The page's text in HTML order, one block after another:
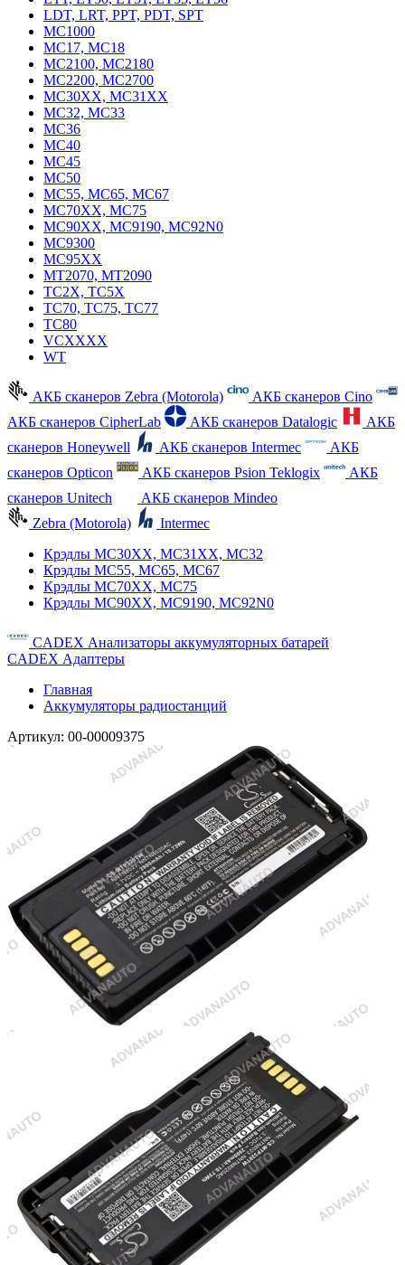
LDT, LRT, PPT, PDT, SPT
MC1000
MC17, MC18
MC2100, MC2180
MC2200, MC2700
MC30XX, MC31XX
MC32, MC33
MC36
MC40
MC45
MC50
MC55, MC65, MC67
MC70XX, MC75
MC90XX, MC9190, MC92N0
MC9300
MC95XX
MT2070, MT2090
TC2X, TC5X
TC70, TC75, TC77
TC80
VCXXXX
WT
АКБ сканеров Zebra (Motorola)
АКБ сканеров Cino
АКБ сканеров CipherLab
АКБ сканеров Datalogic
АКБ
сканеров Honeywell
АКБ сканеров Intermec
АКБ
сканеров Opticon
АКБ сканеров Psion Teklogix
АКБ
сканеров Unitech
АКБ сканеров Mindeo
Zebra (Motorola)
Intermec
Крэдлы MC30XX, MC31XX, MC32
Крэдлы MC55, MC65, MC67
Крэдлы MC70XX, MC75
Крэдлы MC90XX, MC9190, MC92N0
CADEX Анализаторы аккумуляторных батарей
CADEX Адаптеры
Главная
Аккумуляторы радиостанций
Артикул: 00-00009375